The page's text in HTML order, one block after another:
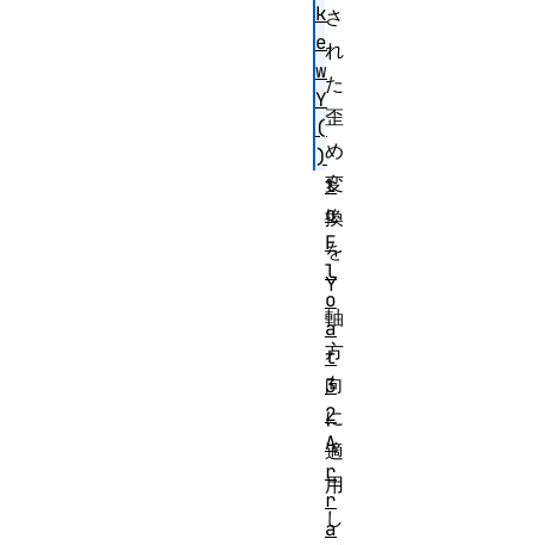
さ
れ
た
歪
め
変
換
を
Y
軸
方
向
に
適
用
し
k
e
w
Y
(
)
t
o
F
l
o
a
t
3
2
A
r
r
a